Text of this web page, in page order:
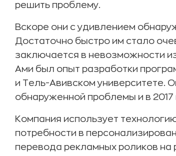
решить проблему.
Вскоре они с удивлением
Достаточно быстро им стало
заключается в невозможности
Ами был опыт разработки
и Тель-Авивском университете.
обнаруженной проблемы и в 2017
Компания использует
потребности в
перевода рекламных роликов на